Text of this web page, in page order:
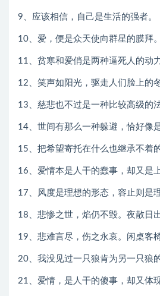
9、应该相信，自己是生活的强者。
10、爱，便是众天使向群星的膜拜。
11、贫寒和爱俏是两种逼死人的动力
12、笑声如阳光，驱走人们脸上的
13、慈悲也不过是一种比较高级的
14、世间有那么一种躲避，恰好像
15、把希望寄托在什么也继承不着
16、爱情本是人干的蠢事，却又是
17、风度是理想的形态，容止则是
18、悲惨之世，焰仍不毁。夜散日
19、悲难言尽，伤之永哀。闲桌客
20、我没见过一只狼肯为另一只狼
21、爱情，是人干的傻事，却又体